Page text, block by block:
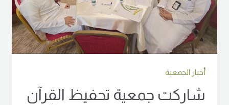
أخبار الجمعية
شاركت جمعية تحفيظ القرآن
تأهيل
المتطوعين